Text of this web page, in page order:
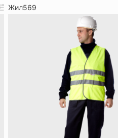
Жил569